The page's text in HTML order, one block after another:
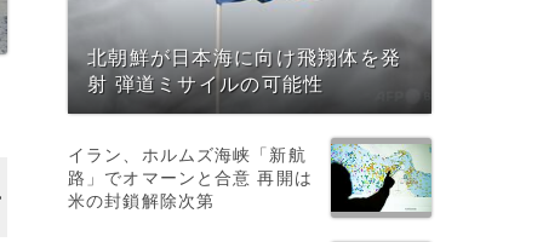
北朝鮮が日本海に向け飛翔体を発
射 弾道ミサイルの可能性
イラン、ホルムズ海峡「新航
路」でオマーンと合意 再開は
米の封鎖解除次第